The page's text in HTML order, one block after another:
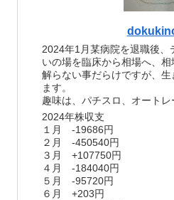
2024年1月某病院を退職後、
いの場を臨床から相場へ、
解らない事だらけですが、
ます。
趣味は、パチスロ、オート
2024年株収支
１月 -19686円
２月 -450540円
３月 +107750円
４月 -184040円
５月 -95720円
６月 +203円